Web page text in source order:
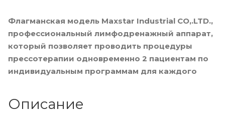
Флагманская модель Maxstar Industrial CO,.LTD.,
профессиональный лимфодренажный аппарат,
который позволяет проводить процедуры
прессотерапии одновременно 2 пациентам по
индивидуальным программам для каждого
Описание